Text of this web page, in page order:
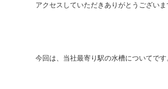
アクセスしていただきありがとうございま
今回は、当社最寄り駅の水槽についてです